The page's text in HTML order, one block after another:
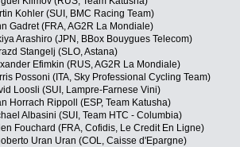
Kohler (SUI, BMC Racing Team)
Gadret (FRA, AG2R La Mondiale)
Arashiro (JPN, BBox Bouygues Telecom)
Stangelj (SLO, Astana)
Efimkin (RUS, AG2R La Mondiale)
Possoni (ITA, Sky Professional Cycling Team)
Loosli (SUI, Lampre-Farnese Vini)
Horrach Rippoll (ESP, Team Katusha)
Albasini (SUI, Team HTC - Columbia)
Fouchard (FRA, Cofidis, Le Credit En Ligne)
Uran Uran (COL, Caisse d'Epargne)